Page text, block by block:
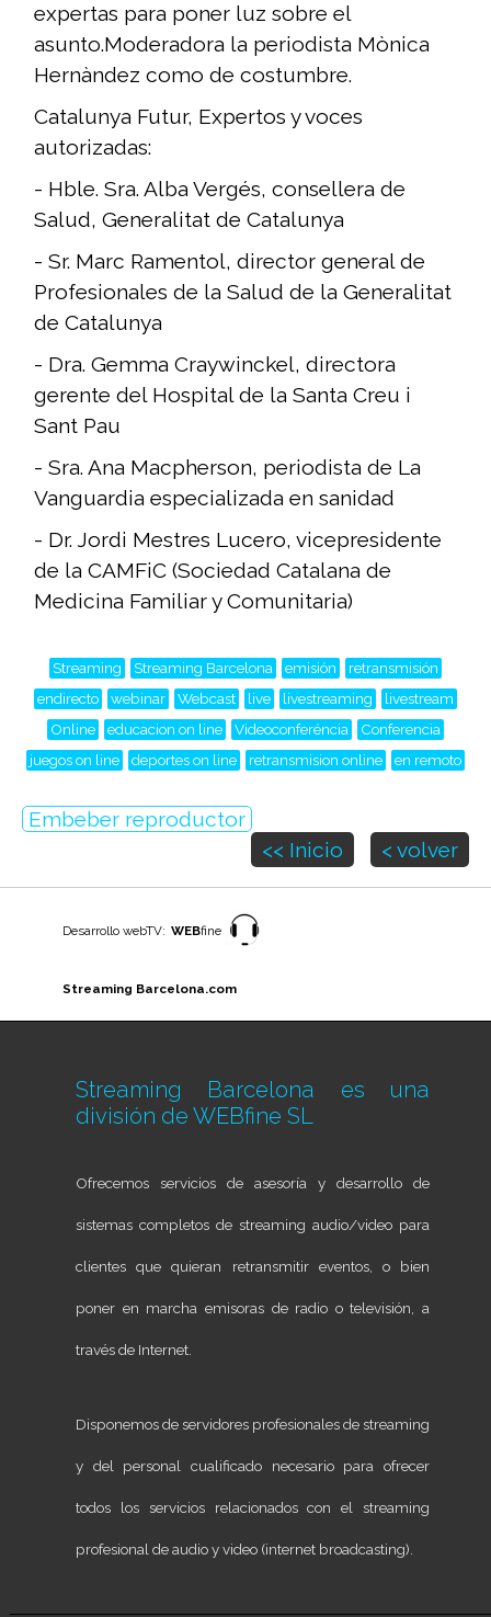
expertas para poner luz sobre el
asunto.Moderadora la periodista Mònica
Hernàndez como de costumbre.
Catalunya Futur, Expertos y voces
autorizadas:
- Hble. Sra. Alba Vergés, consellera de
Salud, Generalitat de Catalunya
- Sr. Marc Ramentol, director general de
Profesionales de la Salud de la Generalitat
de Catalunya
- Dra. Gemma Craywinckel, directora
gerente del Hospital de la Santa Creu i
Sant Pau
- Sra. Ana Macpherson, periodista de La
Vanguardia especializada en sanidad
- Dr. Jordi Mestres Lucero, vicepresidente
de la CAMFiC (Sociedad Catalana de
Medicina Familiar y Comunitaria)
Streaming Streaming Barcelona emisión
retransmisión
endirecto
webinar Webcast live livestreaming
livestream
Online
educacion on line Videoconferéncia
Conferencia
juegos on line
deportes on line retransmision online en remoto
Embeber reproductor
<< Inicio
< volver
Desarrollo webTV: WEBfine
Streaming Barcelona.com
Streaming Barcelona es una
división de WEBfine SL
Ofrecemos servicios de asesoría y desarrollo de
sistemas completos de streaming audio/video para
clientes que quieran retransmitir eventos, o bien
poner en marcha emisoras de radio o televisión, a
través de Internet.
Disponemos de servidores profesionales de streaming
y del personal cualificado necesario para ofrecer
todos los servicios relacionados con el streaming
profesional de audio y video (internet broadcasting).